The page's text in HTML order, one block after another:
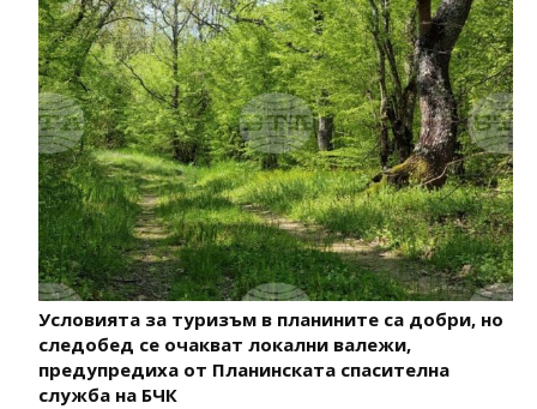
Условията за туризъм в планините са добри, но
следобед се очакват локални валежи,
предупредиха от Планинската спасителна
служба на БЧК